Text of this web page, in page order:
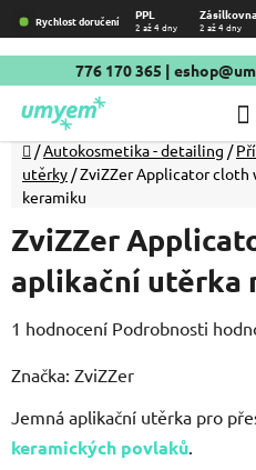
Přejít
na
obsah
Rychlost doručení PPL Zásilkovna
2 až 4 dny 2 až 4 dny
776 170 365 |
Domů
/Autokosmetika - detailing /
utěrky /ZviZZer Applicator cloth
keramiku
Jemná aplikační utěrka pro
keramických povlaků
ZviZZer
aplikační utěrka
Průměrné
produktu
je
5,0
1 hodnocení Podrobnosti
Značka: ZviZZer